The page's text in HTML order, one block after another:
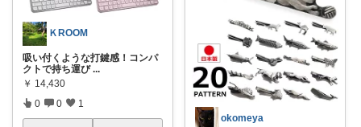
ＫROOM
吸い付くような打鍵感！コンパ
クトで持ち運び ...
￥ 14,430
0 0 1
okomeya